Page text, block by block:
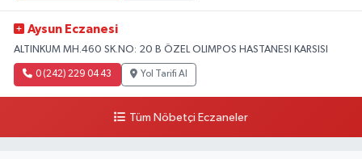
Aysun Eczanesi
ALTINKUM MH.460 SK.NO: 20 B ÖZEL OLIMPOS HASTANESI KARSISI
0 (242) 229 04 43 Yol Tarifi Al
Tüm Nöbetçi Eczaneler